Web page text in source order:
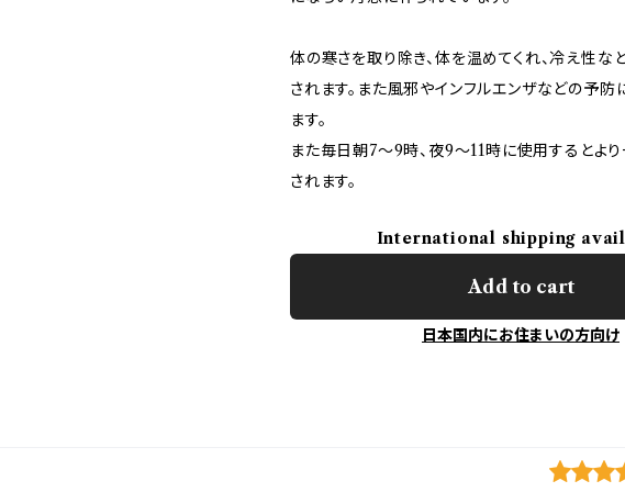
体の寒さを取り除き、体を温めてくれ、冷え性な
されます。また風邪やインフルエンザなどの予防
ます。
また毎日朝7〜9時、夜9〜11時に使用するとよ
されます。
International shipping
Add to cart
日本国内にお住まいの方向け